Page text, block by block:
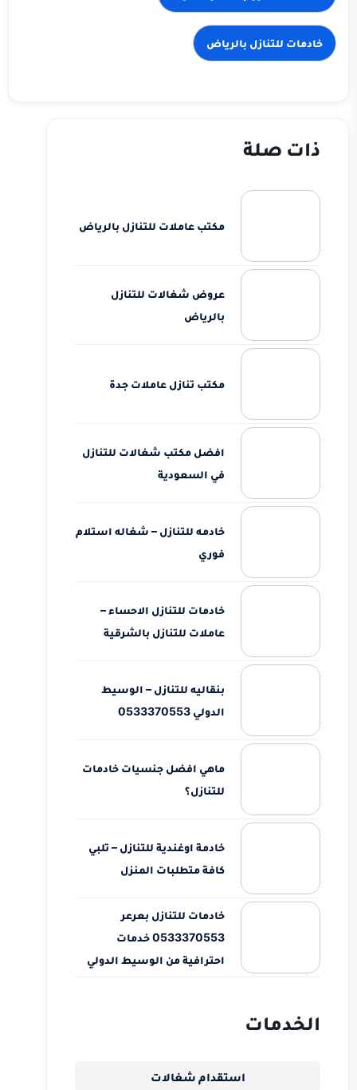
ذات صلة
مكتب عاملات للتنازل بالرياض
عروض شغالات للتنازل
بالرياض
مكتب تنازل عاملات جدة
افضل مكتب شغالات للتنازل
في السعودية
خادمه للتنازل – شغاله استلام
فوري
خادمات للتنازل الاحساء –
عاملات للتنازل بالشرقية
بنقاليه للتنازل – الوسيط
الدولي 0533370553
ماهي افضل جنسيات خادمات
للتنازل؟
خادمة اوغندية للتنازل – تلبي
كافة متطلبات المنزل
خادمات للتنازل بعرعر
0533370553 خدمات
احترافية من الوسيط الدولي
الخدمات
استقدام شغالات